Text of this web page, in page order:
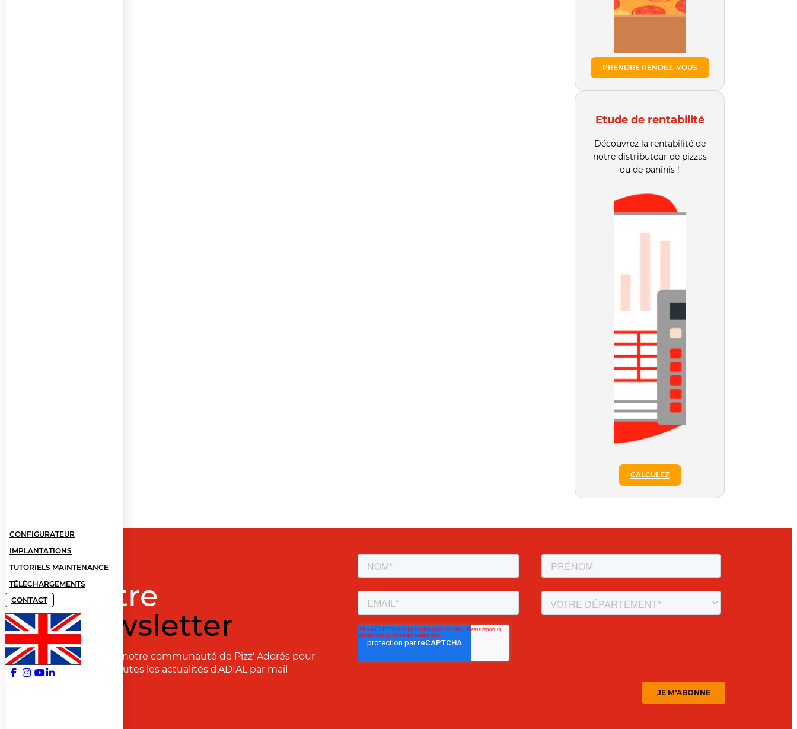
CONFIGURATEUR
IMPLANTATIONS
TUTORIELS MAINTENANCE
TÉLÉCHARGEMENTS
CONTACT
PRENDRE RENDEZ-VOUS
Etude de rentabilité
Découvrez la rentabilité de
notre distributeur de pizzas
ou de paninis !
CALCULEZ
Notre
newsletter
Rejoignez notre communauté de Pizz' Adorés pour
recevoir toutes les actualités d'ADIAL par mail